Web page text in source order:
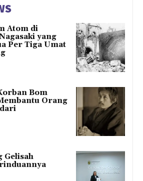
Atom di
yang
Per Tiga Umat
Bom
Orang
Gelisah